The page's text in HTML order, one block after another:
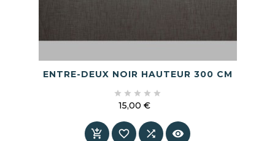
ENTRE-DEUX NOIR HAUTEUR 300 CM
    
15,00 €
   